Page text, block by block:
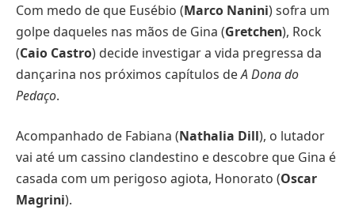
Com medo de que Eusébio (Marco Nanini) sofra um
golpe daqueles nas mãos de Gina (Gretchen), Rock
(Caio Castro) decide investigar a vida pregressa da
dançarina nos próximos capítulos deA Dona do
Pedaço.
Acompanhado de Fabiana (Nathalia Dill), o lutador
vai até um cassino clandestino e descobre que Gina é
casada com um perigoso agiota, Honorato (Oscar
Magrini).